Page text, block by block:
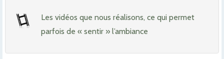
Les vidéos que nous réalisons, ce qui permet
parfois de « sentir » l’ambiance